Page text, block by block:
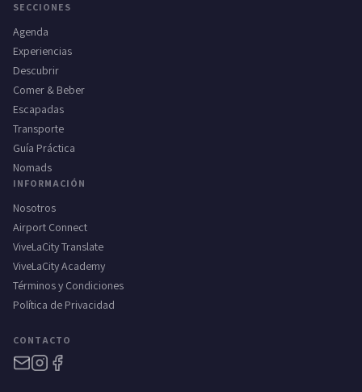
SECCIONES
Agenda
Experiencias
Descubrir
Comer & Beber
Escapadas
Transporte
Guía Práctica
Nomads
INFORMACIÓN
Nosotros
Airport Connect
ViveLaCity Translate
ViveLaCity Academy
Términos y Condiciones
Política de Privacidad
CONTACTO